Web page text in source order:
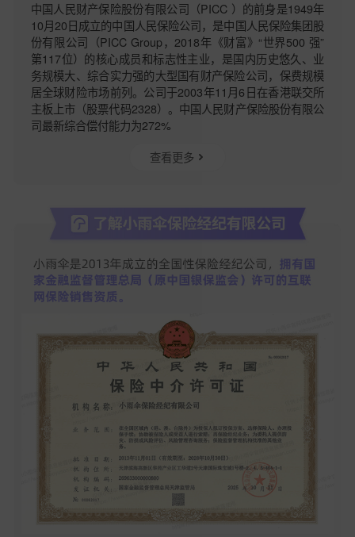
中国人民财产保险股份有限公司（PICC ）的前身是1949年
10月20日成立的中国人民保险公司，是中国人民保险集团股
份有限公司（PICC Group，2018年《财富》“世界500 强”
第117位）的核心成员和标志性主业，是国内历史悠久、业
务规模大、综合实力强的大型国有财产保险公司，保费规模
居全球财险市场前列。公司于2003年11月6日在香港联交所
主板上市（股票代码2328）。中国人民财产保险股份有限公
司最新综合偿付能力为272%
查看更多